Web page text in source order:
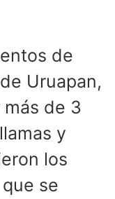
de
Uruapan,
de 3
y
los
se